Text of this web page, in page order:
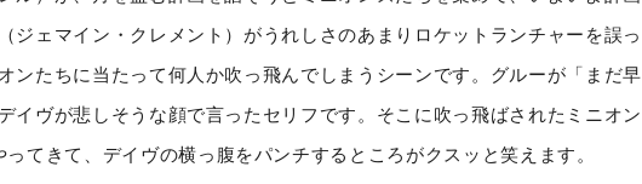
ジェマイン・クレメント）がうれしさのあまりロケットランチャーを誤っ
ンたちに当たって何人か吹っ飛んでしまうシーンです。グルーが「まだ早
イヴが悲しそうな顔で言ったセリフです。そこに吹っ飛ばされたミニオン
てきて、デイヴの横っ腹をパンチするところがクスッと笑えます。